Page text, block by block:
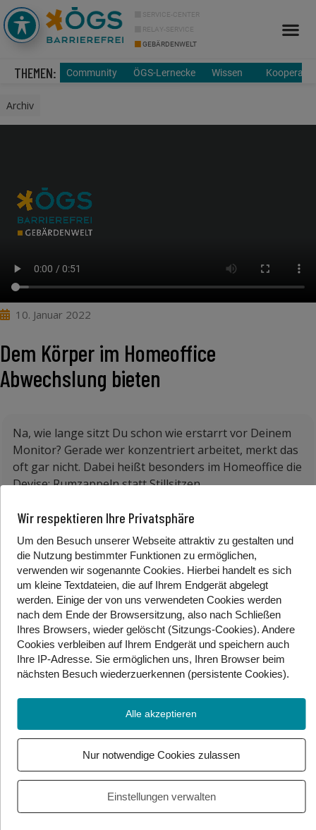
SERVICE-CENTER
RELAY-SERVICE
GEBÄRDENWELT
THEMEN: Community ÖGS-Lernecke Wissen
Archiv
10. Januar 2022
Dem Körper im Homeoffice
Abwechslung bieten
Na, wie lange sitzt Du schon wie erstarrt vor Deinem
Monitor? Gerade wer konzentriert arbeitet, merkt das
oft gar nicht. Dabei heißt besonders im Homeoffice die
Devise: Rumzappeln statt Stillsitzen.
Langes Sitzen belastet im Homeoffice oft noch mehr
als im ergonomisch ausgestatteten Büro. Um den
Körper zu entlasten, empfiehlt das Institut für
Betriebliche Gesundheitsberatung (IFBG), mehr
Bewegung im Arbeitsalltag. Und zwar im besten Fall
alle 60 bis 90 Minuten.
Im Prinzip geht es darum, nicht zu lange in einer
Position zu verharren und dem Körper Abwechslung
zu bieten. Durchhängen, aufstehen, nach links oder
rechts kippen, gerade sitzen – alles ist erlaubt.
Quelle: APA
Foto/Video Credits: APA / Gebärdenwelt.tv
Wir respektieren Ihre Privatsphäre
Um den Besuch unserer Webseite attraktiv zu gestalten und
die Nutzung bestimmter Funktionen zu ermöglichen,
verwenden wir sogenannte Cookies. Hierbei handelt es sich
um kleine Textdateien, die auf Ihrem Endgerät abgelegt
werden. Einige der von uns verwendeten Cookies werden
nach dem Ende der Browsersitzung, also nach Schließen
Ihres Browsers, wieder gelöscht (Sitzungs-Cookies). Andere
Cookies verbleiben auf Ihrem Endgerät und speichern auch
Ihre IP-Adresse. Sie ermöglichen uns, Ihren Browser beim
nächsten Besuch wiederzuerkennen (persistente Cookies).
Alle akzeptieren
Nur notwendige Cookies zulassen
Einstellungen verwalten